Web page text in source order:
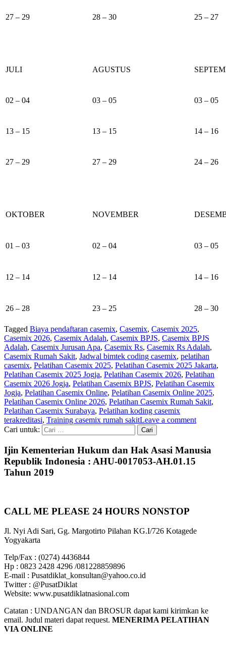
27 – 29 28 – 30 25 – 27
JULI AGUSTUS
02 – 04 03 – 05 03 – 05
13 – 15 13 – 15 14 – 16
27 – 29 27 – 29 24 – 26
OKTOBER NOVEMBER
01 – 03 02 – 04 03 – 05
12 – 14 12 – 14 14 – 16
26 – 28 23 – 25 28 – 30
Tagged Biaya pendaftaran casemix, Casemix, Casemix 2025,
Casemix 2026, Casemix Adalah, Casemix BPJS, Casemix BPJS
Adalah, Casemix Jurusan Apa, Casemix Rs, Casemix Rs Adalah,
Casemix Rumah Sakit, Jadwal bimtek coding casemix, pelatihan
casemix, Pelatihan Casemix 2025, Pelatihan Casemix 2025 Jakarta,
Pelatihan Casemix 2025 Jogja, Pelatihan Casemix 2026, Pelatihan
Casemix 2026 Jogja, Pelatihan Casemix BPJS, Pelatihan Casemix
Jogja, Pelatihan Casemix Online, Pelatihan Casemix Online 2025,
Pelatihan Casemix Online 2026, Pelatihan Casemix Rumah Sakit,
Pelatihan Casemix Surabaya, Pelatihan koding casemix
terakreditasi, Training casemix rumah sakitLeave a comment
Cari untuk:
Ijin Kementerian Hukum dan Hak Asasi Manusia
Republik Indonesia : AHU-0017053-AH.01.15
Tahun 2019
CALL ME PLEASE 24 HOURS NONSTOP
Jl. Nyi Adi Sari, Gg. Margotirto Pilahan KG.I/726 Kotagede
Yogyakarta
Telp/Fax : (0274) 4436844
Hp : 0823 2428 4296 /081228859896
E-mail : Pusatdiklat_konsultan@yahoo.co.id
Twitter : @PusatDiklat
Website: www.pusatdiklatnasional.com
Catatan : UNDANGAN dan BROSUR dapat kami kirimkan ke
email. Judul materi dapat request. MENERIMA PELATIHAN
VIA ONLINE